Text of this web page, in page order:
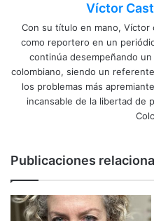
Víctor
Con su título en mano, Víctor
como reportero en un
continúa desempeñando
colombiano, siendo un
los problemas más
incansable de la libertad de
Publicaciones